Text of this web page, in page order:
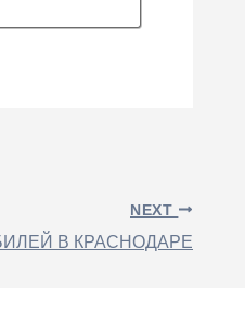
NEXT
В КРАСНОДАРЕ